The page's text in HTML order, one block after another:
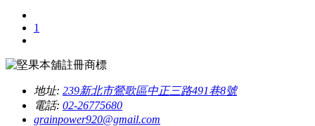
1
地址: 239新北市鶯歌區中正三路491巷8號
電話: 02-26775680
grainpower920@gmail.com